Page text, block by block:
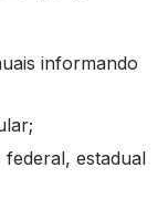
informando
estadual